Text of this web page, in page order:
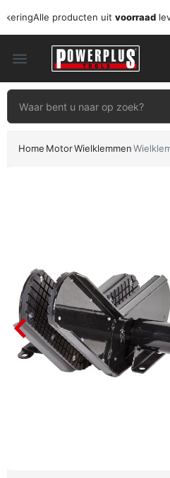
Alle producten uit voorraad
menu
Home MotorWielklemmen